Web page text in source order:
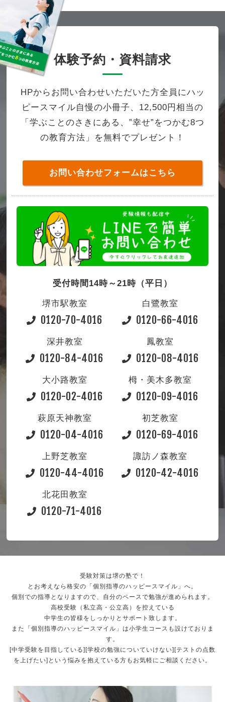
体験予約・資料請求
HPからお問い合わせいただいた方全員にハッ
ピースマイル自慢の小冊子、12,500円相当の
「学ぶことのさきにある、”幸せ”をつかむ8つ
の教育方法」を無料でプレゼント！
お問い合わせフォームはこちら
受付時間14時～21時（平日）
堺市駅教室
0120-70-4016
白鷺教室
0120-66-4016
深井教室
0120-84-4016
鳳教室
0120-08-4016
大小路教室
0120-02-4016
栂・美木多教室
0120-09-4016
萩原天神教室
0120-04-4016
初芝教室
0120-69-4016
上野芝教室
0120-44-4016
諏訪ノ森教室
0120-42-4016
北花田教室
0120-71-4016
受験対策は堺の塾で！
とお考えなら格安の「個別指導のハッピースマイル」へ。
個別での指導となりますので、自分のペースで勉強が進められます。
高校受験（私立高・公立高）を控えている
中学生の皆様をしっかりとサポート致します。
また「個別指導のハッピースマイル」は小学生コースも設けておりま
す。
[中学受験を目指している][学校の勉強についていけない][テストの点数
を上げたい]という悩みを抱えている方もお気軽にご相談ください。